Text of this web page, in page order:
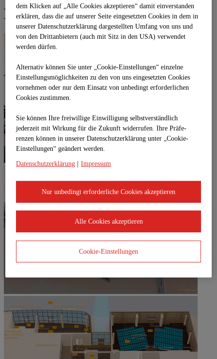
MM Stage City
dem Klicken auf „Alle Cookies akzeptieren“ damit ein­ver­standen
erklären, dass die auf unserer Seite eingesetzten Cookies in dem in
unserer Datenschutzerklärung dargestellten Umfang von uns und
von den Drittanbietern (auch mit Sitz in den USA) verwendet
werden dürfen.
Alternativ können Sie unter „Cookie-Einstellungen“ einzelne
Einstellungsmöglichkeiten zu den von uns eingesetzten Cookies
vornehmen oder nur dem Einsatz von unbedingt erforderlichen
Cookies zustimmen.
Sie können Ihre freiwillige Einwilligung selbstverständlich
jederzeit mit Wirkung für die Zukunft widerrufen. Ihre Prä­fe­
renzen können in unserer Datenschutzerklärung unter „Cookie-
Einstellungen“ geändert werden.
Datenschutzerklärung | Impressum
Nur unbedingt erforderliche Cookies akzeptieren
Alle Cookies akzeptieren
Cookie-Einstellungen